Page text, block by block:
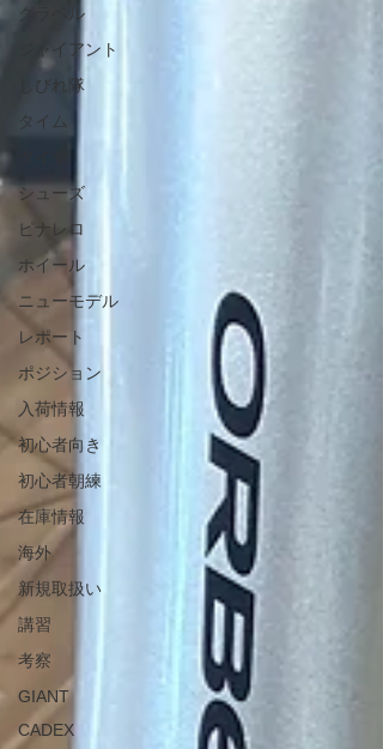
グラベル
ジャイアント
しびれ隊
タイム
シューズ
ピナレロ
ホイール
ニューモデル
レポート
ポジション
入荷情報
初心者向き
初心者朝練
在庫情報
海外
新規取扱い
講習
考察
GIANT
CADEX